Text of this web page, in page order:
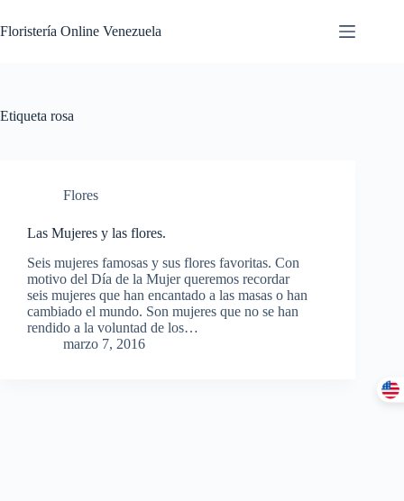
Floristería Online Venezuela
Etiqueta rosa
Flores
Las Mujeres y las flores.
Seis mujeres famosas y sus flores favoritas. Con
motivo del Día de la Mujer queremos recordar
seis mujeres que han encantado a las masas o han
cambiado el mundo. Son mujeres que no se han
rendido a la voluntad de los…
marzo 7, 2016